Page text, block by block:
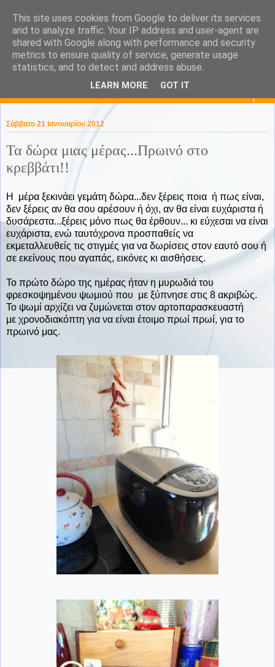
KaPa. Me without you...tea
without a biscuit!
Σάββατο 21 Ιανουαρίου 2012
Τα δώρα μιας μέρας...Πρωινό στο
κρεββάτι!!
Η μέρα ξεκινάει γεμάτη δώρα...δεν ξέρεις ποια ή πως είναι,
δεν ξέρεις αν θα σου αρέσουν ή όχι, αν θα είναι ευχάριστα ή
δυσάρεστα...ξέρεις μόνο πως θα έρθουν... κι εύχεσαι να είναι
ευχάριστα, ενώ ταυτόχρονα προσπαθείς να
εκμεταλλευθείς τις στιγμές για να δωρίσεις στον εαυτό σου ή
σε εκείνους που αγαπάς, εικόνες κι αισθήσεις.
Το πρώτο δώρο της ημέρας ήταν η μυρωδιά του
φρεσκοψημένου ψωμιού που με ξύπνησε στις 8 ακριβώς.
Το ψωμί αρχίζει να ζυμώνεται στον αρτοπαρασκευαστή
με χρονοδιακόπτη για να είναι έτοιμο πρωί πρωί, για το
πρωινό μας.
This site uses cookies from Google to deliver its services
and to analyze traffic. Your IP address and user-agent are
shared with Google along with performance and security
metrics to ensure quality of service, generate usage
statistics, and to detect and address abuse.
LEARN MORE GOT IT